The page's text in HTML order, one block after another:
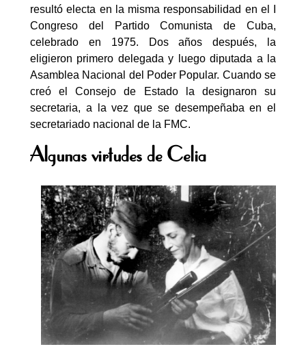
resultó electa en la misma responsabilidad en el I
Congreso del Partido Comunista de Cuba,
celebrado en 1975. Dos años después, la
eligieron primero delegada y luego diputada a la
Asamblea Nacional del Poder Popular. Cuando se
creó el Consejo de Estado la designaron su
secretaria, a la vez que se desempeñaba en el
secretariado nacional de la FMC.
Algunas virtudes de Celia